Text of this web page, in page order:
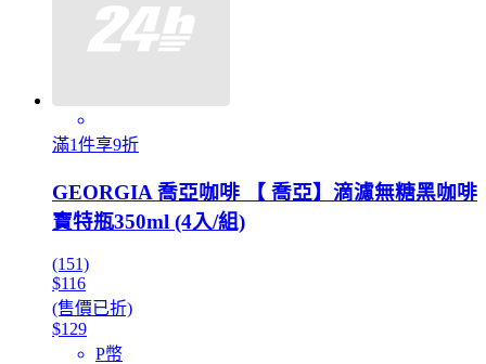
滿1件享9折
GEORGIA 喬亞咖啡 【 喬亞】滴濾無糖黑咖啡
寶特瓶350ml (4入/組)
(151)
$116
(售價已折)
$129
P幣